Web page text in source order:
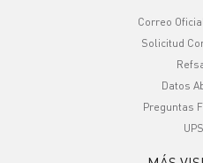
Correo
Solicitud
Datos
Preguntas